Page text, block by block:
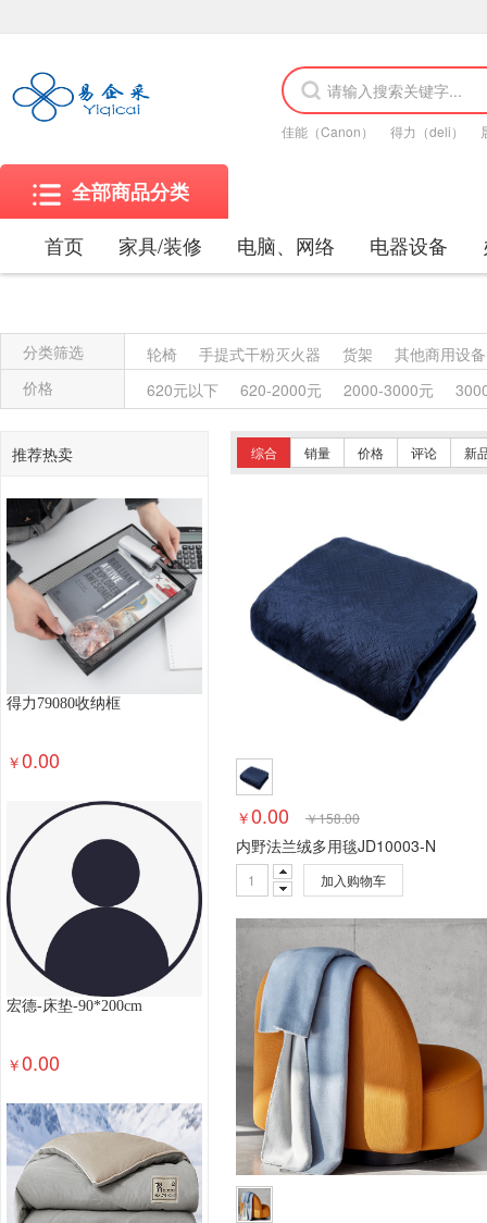
佳能（Canon） 得力（deli）
全部商品分类
首页
家具/装修 电脑、网络 电器设备
分类筛选 轮椅 手提式干粉灭火器 货架
其他商用设备
除螨仪
电话机 粉盒 木制台、桌类
钢木
便器
高压钠灯 双端荧光灯
自镇流荧光灯
台灯 仪器仪表 水槽 门铃
龙头
LED灯 屏风类 教学用具 讲台
工
办公桌椅
集成电路（IC）卡读写器
更衣柜
金属质柜类 保险柜
轻金属床类
钢塑床类 钢木床类
其他生活
厨房卫浴
布料 桌布/罩件 抱枕靠垫/垫套
残疾人福利性单位产品（目录内）
炒菜机器人
服务性商品(布草)
地毯地垫 布草配件
枕芯 被子
空气净化设备
空气滤洁器
家电服务
温奶器
万用遥控器 清洁机
电开水器
钟表 净水器 电吹风机
吸尘器
取暖电器
电水壶/电热水瓶 电风扇
入侵防御设备
服务器配件-操作系统
PC配件-操作系统
服务型商品(网络设备)
网线
存储用光纤交换
网络存储 磁带机 磁带库
不间
磁盘阵列配件-扩展柜
磁盘阵列配件-
交换机配件-堆叠电缆
交换机配件-光模块
光
服务器配件-HBA卡
服务器配件-RAID卡
服务
其他服务器设备
服务器配件
其他一般输入设备
HUB/集线器 网卡
机顶
鼠标
固态硬盘 内存 CPU
手写板
散热器
存储卡
价格 620元以下 620-2000元 2000-3000元
推荐热卖
得力79080收纳框
￥0.00
宏德-床垫-90*200cm
￥0.00
综合 销量 价格 评论 新
￥0.00 ￥158.00
内野法兰绒多用毯JD10003-N
加入购物车